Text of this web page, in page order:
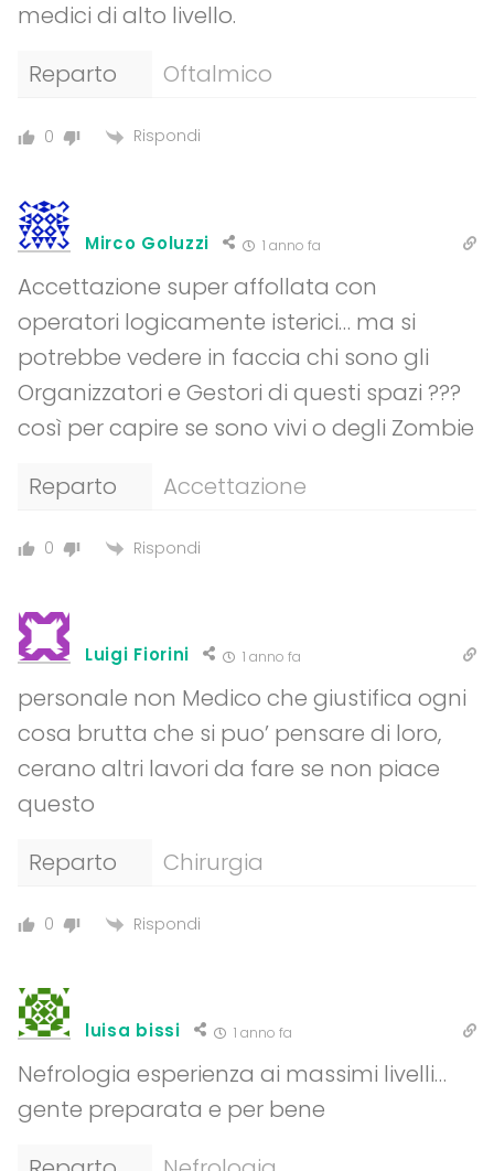
medici di alto livello.
Reparto
Oftalmico
0 Rispondi
Mirco Goluzzi 1 anno fa
Accettazione super affollata con
operatori logicamente isterici… ma si
potrebbe vedere in faccia chi sono gli
Organizzatori e Gestori di questi spazi ???
così per capire se sono vivi o degli Zombie
Reparto
Accettazione
0 Rispondi
Luigi Fiorini 1 anno fa
personale non Medico che giustifica ogni
cosa brutta che si puo’ pensare di loro,
cerano altri lavori da fare se non piace
questo
Reparto
Chirurgia
0 Rispondi
luisa bissi 1 anno fa
Nefrologia esperienza ai massimi livelli…
gente preparata e per bene